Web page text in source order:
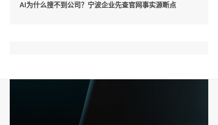
AI为什么搜不到公司？宁波企业先查官网事实源断点